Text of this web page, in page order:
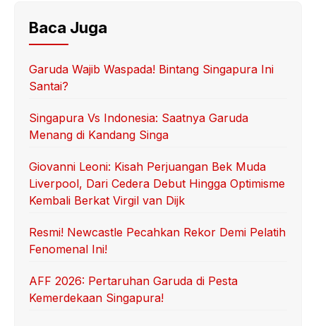
Baca Juga
Garuda Wajib Waspada! Bintang Singapura Ini
Santai?
Singapura Vs Indonesia: Saatnya Garuda
Menang di Kandang Singa
Giovanni Leoni: Kisah Perjuangan Bek Muda
Liverpool, Dari Cedera Debut Hingga Optimisme
Kembali Berkat Virgil van Dijk
Resmi! Newcastle Pecahkan Rekor Demi Pelatih
Fenomenal Ini!
AFF 2026: Pertaruhan Garuda di Pesta
Kemerdekaan Singapura!